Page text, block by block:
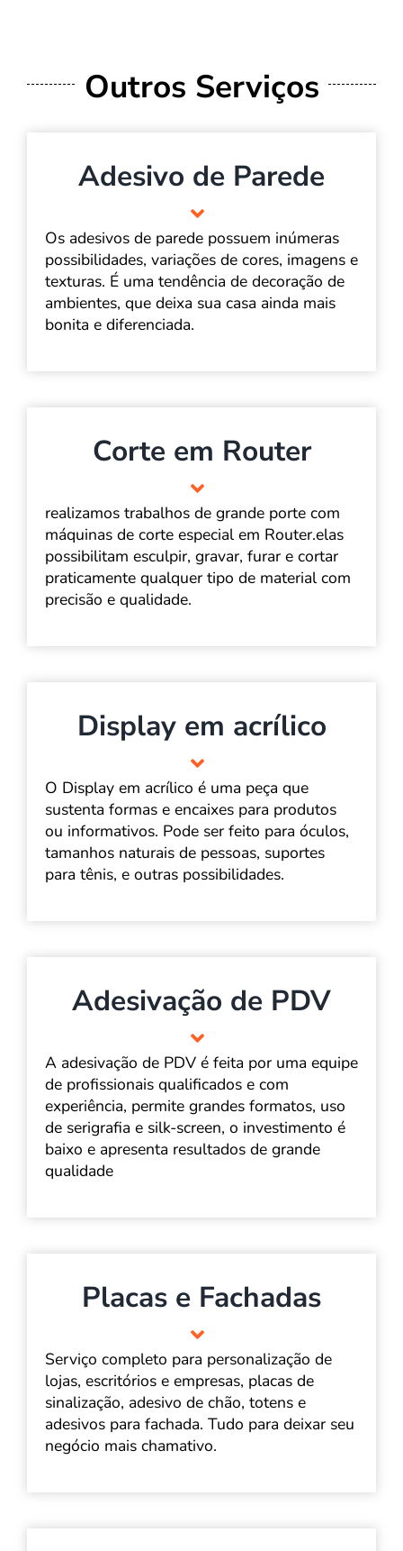
Outros Serviços
Adesivo de Parede
Os adesivos de parede possuem inúmeras
possibilidades, variações de cores, imagens e
texturas. É uma tendência de decoração de
ambientes, que deixa sua casa ainda mais
bonita e diferenciada.
Corte em Router
realizamos trabalhos de grande porte com
máquinas de corte especial em Router.elas
possibilitam esculpir, gravar, furar e cortar
praticamente qualquer tipo de material com
precisão e qualidade.
Display em acrílico
O Display em acrílico é uma peça que
sustenta formas e encaixes para produtos
ou informativos. Pode ser feito para óculos,
tamanhos naturais de pessoas, suportes
para tênis, e outras possibilidades.
Adesivação de PDV
A adesivação de PDV é feita por uma equipe
de profissionais qualificados e com
experiência, permite grandes formatos, uso
de serigrafia e silk-screen, o investimento é
baixo e apresenta resultados de grande
qualidade
Placas e Fachadas
Serviço completo para personalização de
lojas, escritórios e empresas, placas de
sinalização, adesivo de chão, totens e
adesivos para fachada. Tudo para deixar seu
negócio mais chamativo.